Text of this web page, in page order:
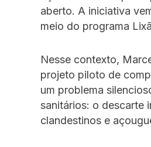
aberto. A iniciativa
meio do programa
Nesse contexto,
projeto piloto de
um problema
sanitários: o descarte
clandestinos e